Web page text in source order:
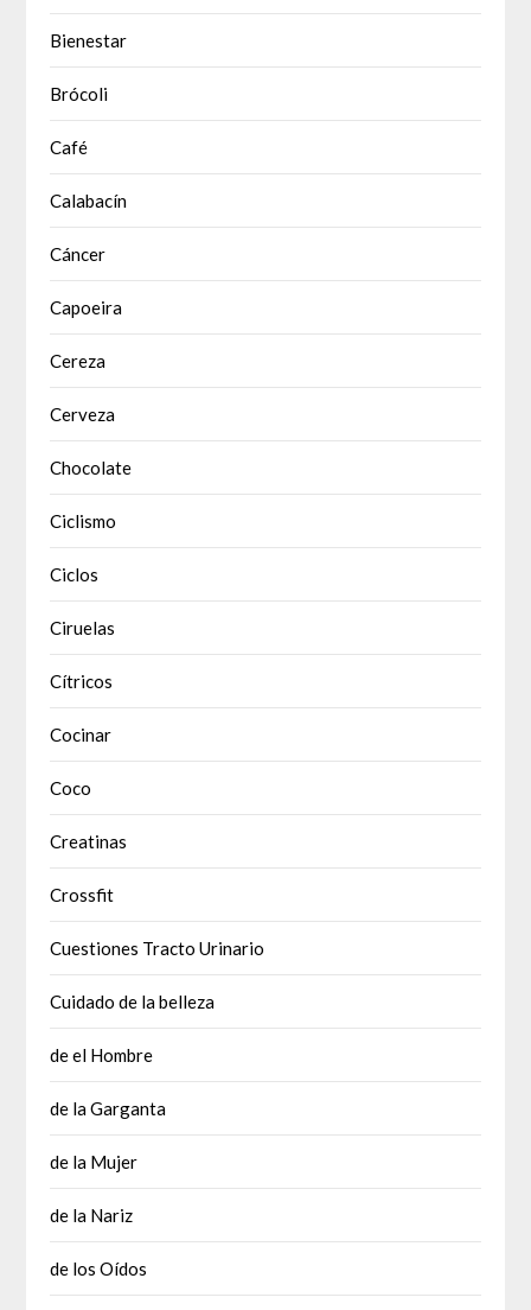
Bienestar
Brócoli
Café
Calabacín
Cáncer
Capoeira
Cereza
Cerveza
Chocolate
Ciclismo
Ciclos
Ciruelas
Cítricos
Cocinar
Coco
Creatinas
Crossfit
Cuestiones Tracto Urinario
Cuidado de la belleza
de el Hombre
de la Garganta
de la Mujer
de la Nariz
de los Oídos